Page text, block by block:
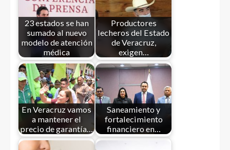
23 estados se han
sumado al nuevo
modelo de atención
médica
Productores
lecheros del Estado
de Veracruz,
exigen…
En Veracruz vamos
a mantener el
precio de garantía…
Saneamiento y
fortalecimiento
financiero en…